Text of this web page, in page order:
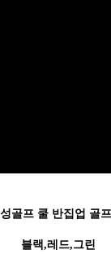
골프 쿨 반집업 골
블랙,레드,그린